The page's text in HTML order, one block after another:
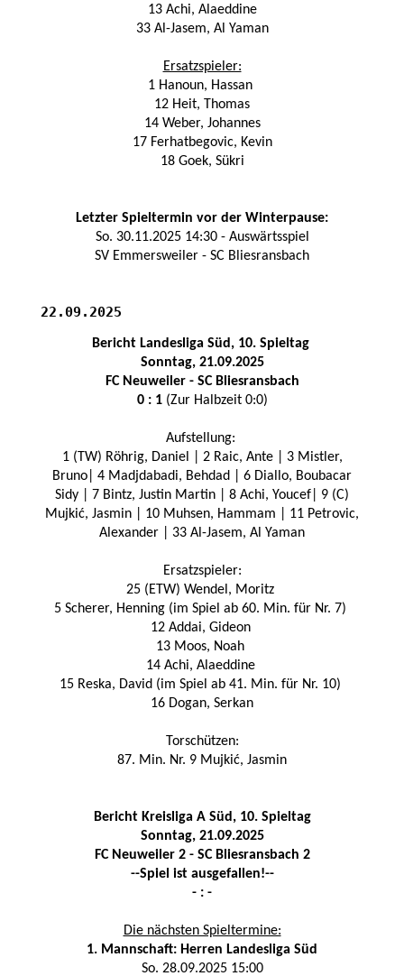
13 Achi, Alaeddine
33 Al-Jasem, Al Yaman
Ersatzspieler:
1 Hanoun, Hassan
12 Heit, Thomas
14 Weber, Johannes
17 Ferhatbegovic, Kevin
18 Goek, Sükri
Letzter Spieltermin vor der Winterpause:
So. 30.11.2025 14:30 - Auswärtsspiel
SV Emmersweiler - SC Bliesransbach
22.09.2025
Bericht Landesliga Süd, 10. Spieltag
Sonntag, 21.09.2025
FC Neuweiler - SC Bliesransbach
0 : 1(Zur Halbzeit 0:0)
Aufstellung:
1 (TW) Röhrig, Daniel | 2 Raic, Ante | 3 Mistler,
Bruno| 4 Madjdabadi, Behdad | 6 Diallo, Boubacar
Sidy | 7 Bintz, Justin Martin | 8 Achi, Youcef| 9 (C)
Mujkić, Jasmin | 10 Muhsen, Hammam | 11 Petrovic,
Alexander | 33 Al-Jasem, Al Yaman
Ersatzspieler:
25 (ETW) Wendel, Moritz
5 Scherer, Henning (im Spiel ab 60. Min. für Nr. 7)
12 Addai, Gideon
13 Moos, Noah
14 Achi, Alaeddine
15 Reska, David (im Spiel ab 41. Min. für Nr. 10)
16 Dogan, Serkan
Torschützen:
87. Min. Nr. 9 Mujkić, Jasmin
Bericht Kreisliga A Süd, 10. Spieltag
Sonntag, 21.09.2025
FC Neuweiler 2 - SC Bliesransbach 2
--Spiel ist ausgefallen!--
- : -
Die nächsten Spieltermine:
1. Mannschaft: Herren Landesliga Süd
So. 28.09.2025 15:00